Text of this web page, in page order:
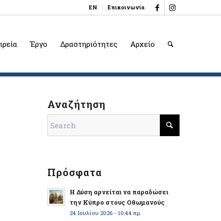
EN Επικοινωνία
Έργο Δραστηριότητες Αρχείο
Αναζήτηση
Πρόσφατα
Η Δύση αρνείται να παραδώσει
την Κύπρο στους Οθωμανούς
24 Ιουλίου 2026 - 10:44 πμ